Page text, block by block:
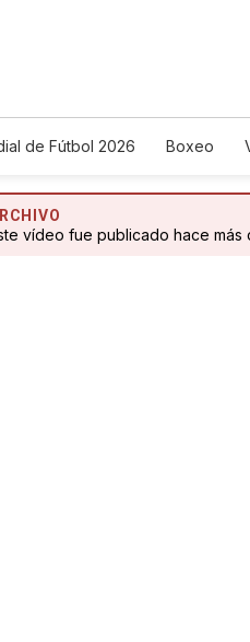
de Fútbol 2026 Boxeo
vídeo fue publicado hace más